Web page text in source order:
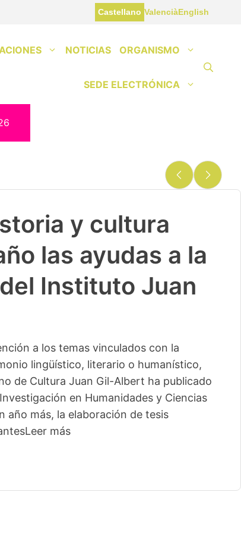
Castellano ValenciàEnglish
NOTICIAS ORGANISMO
SEDE ELECTRÓNICA
y cultura
las ayudas a la
Instituto Juan
a los temas vinculados con la
lingüístico, literario o humanístico,
de Cultura Juan Gil-Albert ha publicado
en Humanidades y Ciencias
año más, la elaboración de tesis
Leer más